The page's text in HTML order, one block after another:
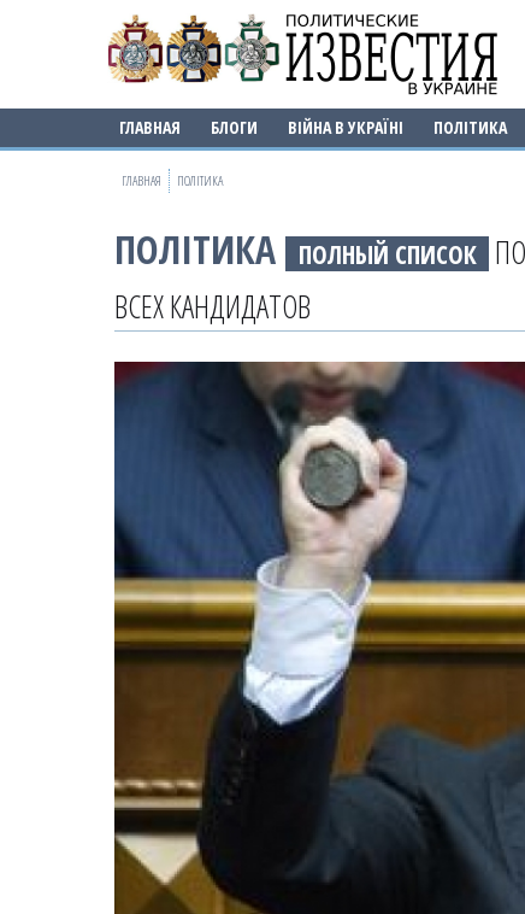
ГЛАВНАЯ БЛОГИ ВІЙНА В УКРАЇНІ ПОЛІТИКА
ГЛАВНАЯ ПОЛІТИКА
ПОЛІТИКА ПОЛНЫЙ СПИСОК
ВСЕХ КАНДИДАТОВ